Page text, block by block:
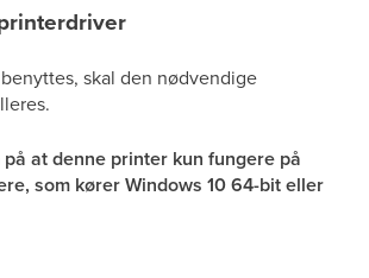
skal den nødvendige
at denne printer kun fungere på
som kører Windows 10 64-bit eller